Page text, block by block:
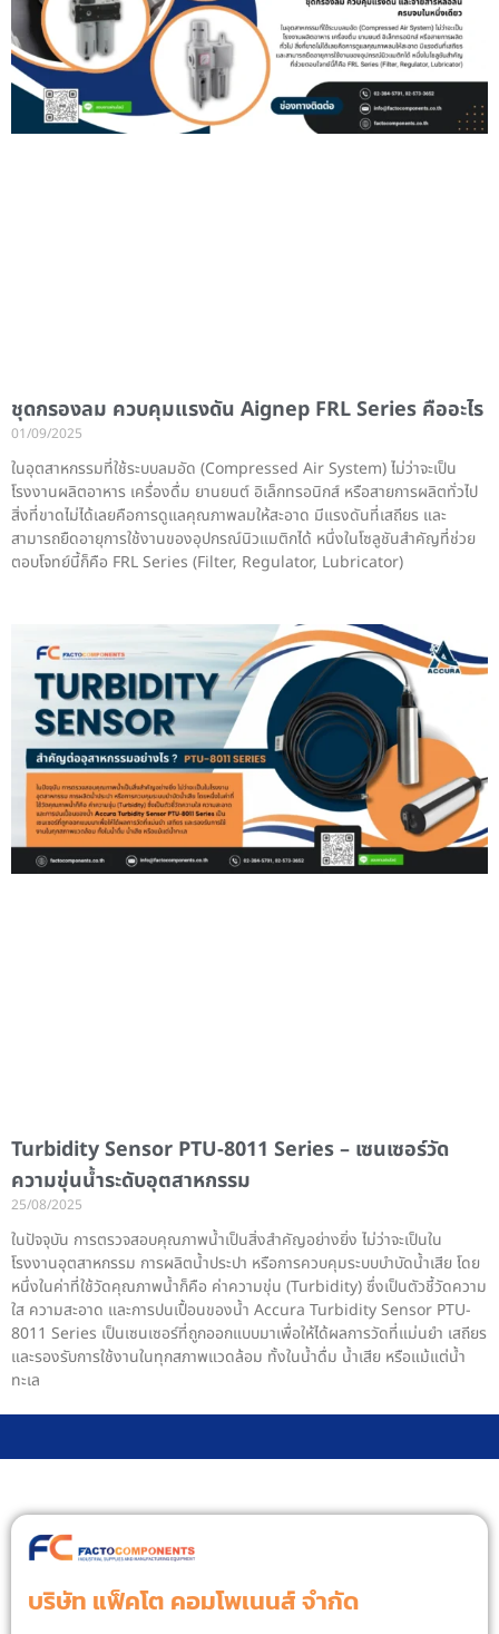
ชุดกรองลม ควบคุมแรงดัน Aignep FRL Series คืออะไร
01/09/2025
ในอุตสาหกรรมที่ใช้ระบบลมอัด (Compressed Air System) ไม่ว่าจะเป็น
โรงงานผลิตอาหาร เครื่องดื่ม ยานยนต์ อิเล็กทรอนิกส์ หรือสายการผลิตทั่วไป
สิ่งที่ขาดไม่ได้เลยคือการดูแลคุณภาพลมให้สะอาด มีแรงดันที่เสถียร และ
สามารถยืดอายุการใช้งานของอุปกรณ์นิวแมติกได้ หนึ่งในโซลูชันสำคัญที่ช่วย
ตอบโจทย์นี้ก็คือ FRL Series (Filter, Regulator, Lubricator)
Turbidity Sensor PTU-8011 Series – เซนเซอร์วัด
ความขุ่นน้ำระดับอุตสาหกรรม
25/08/2025
ในปัจจุบัน การตรวจสอบคุณภาพน้ำเป็นสิ่งสำคัญอย่างยิ่ง ไม่ว่าจะเป็นใน
โรงงานอุตสาหกรรม การผลิตน้ำประปา หรือการควบคุมระบบบำบัดน้ำเสีย โดย
หนึ่งในค่าที่ใช้วัดคุณภาพน้ำก็คือ ค่าความขุ่น (Turbidity) ซึ่งเป็นตัวชี้วัดความ
ใส ความสะอาด และการปนเปื้อนของน้ำ Accura Turbidity Sensor PTU-
8011 Series เป็นเซนเซอร์ที่ถูกออกแบบมาเพื่อให้ได้ผลการวัดที่แม่นยำ เสถียร
และรองรับการใช้งานในทุกสภาพแวดล้อม ทั้งในน้ำดื่ม น้ำเสีย หรือแม้แต่น้ำ
ทะเล
บริษัท แฟ็คโต คอมโพเนนส์ จํากัด